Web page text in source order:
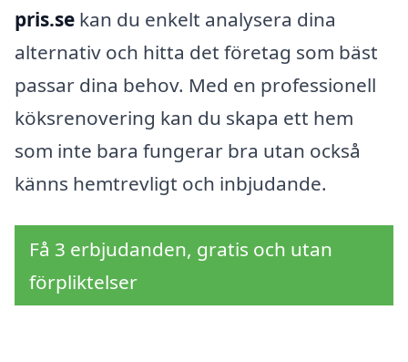
pris.se kan du enkelt analysera dina
alternativ och hitta det företag som bäst
passar dina behov. Med en professionell
köksrenovering kan du skapa ett hem
som inte bara fungerar bra utan också
känns hemtrevligt och inbjudande.
Få 3 erbjudanden, gratis och utan
förpliktelser